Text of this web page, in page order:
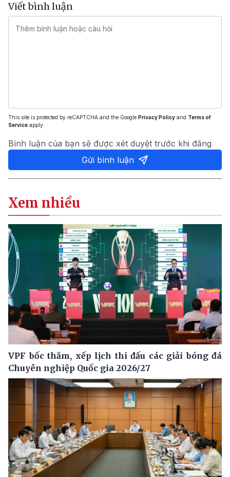
Viết bình luận
This site is protected by reCAPTCHA and the Google Privacy Policy and Terms of
Service apply.
Bình luận của bạn sẽ được xét duyệt trước khi đăng
Gửi bình luận
Xem nhiều
VPF bốc thăm, xếp lịch thi đấu các giải bóng đá
Chuyên nghiệp Quốc gia 2026/27